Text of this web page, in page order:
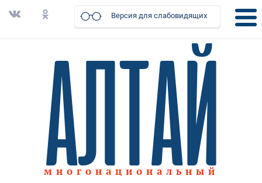
Версия для слабовидящих
многонациональный